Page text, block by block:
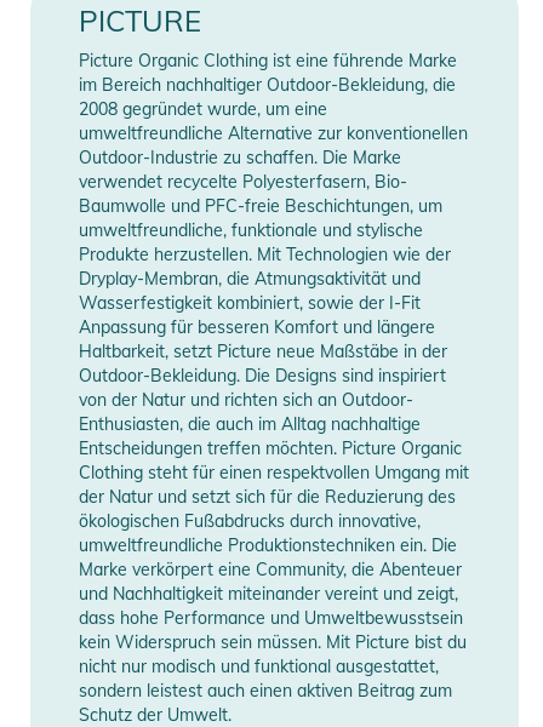
Wasserableitung sorgen. Eine Teflon Ecoelite PFC-freie
Wasserundurchlässigkeit und schützt den Träger vor
Feuchtigkeit und Nässe.
Da Komfort steht an erster Stelle steht, ist die normale
Passform für verschiedene gleichermaßen Figurtypen
geeignet. Das ergonomische Design im Taillen- und
Kniebereich bietet ausreichend Bewegungsfreiheit, sodass
sich komplizierte Manöver auf der Piste mühelos durchführen
lassen. Zusätzlich schützen Schneegamaschen vor dem
Eindringen von Schnee und ermöglichen ein optimales Ski-
oder Snowboard-Erlebnis.
Diese Latzhose geizt nicht mit praktischen Features.
Oberschenkeltaschen mit unter Klappen verborgenen
Reißverschlüssen bieten praktischen Stauraum.
Belüftungszipper sorgen für optimale Temperaturregulierung
während der Aktivität. Verstellbare Schulterträger und
Druckknöpfe am unteren Saum ermöglichen eine individuelle
Anpassung der Passform. Eine Brusttasche mit umgedrehtem
unter einer Klappe verborgenem Reißverschluss rundet die
Ausstattung ab und bietet schnellen Zugriff auf die
wichtigsten Gegenstände.
Farbe green
Manufacturer
Information
Herstellerangaben
anzeigen
PICTURE
Picture Organic Clothing ist eine führende Marke
im Bereich nachhaltiger Outdoor-Bekleidung, die
2008 gegründet wurde, um eine
umweltfreundliche Alternative zur konventionellen
Outdoor-Industrie zu schaffen. Die Marke
verwendet recycelte Polyesterfasern, Bio-
Baumwolle und PFC-freie Beschichtungen, um
umweltfreundliche, funktionale und stylische
Produkte herzustellen. Mit Technologien wie der
Dryplay-Membran, die Atmungsaktivität und
Wasserfestigkeit kombiniert, sowie der I-Fit
Anpassung für besseren Komfort und längere
Haltbarkeit, setzt Picture neue Maßstäbe in der
Outdoor-Bekleidung. Die Designs sind inspiriert
von der Natur und richten sich an Outdoor-
Enthusiasten, die auch im Alltag nachhaltige
Entscheidungen treffen möchten. Picture Organic
Clothing steht für einen respektvollen Umgang mit
der Natur und setzt sich für die Reduzierung des
ökologischen Fußabdrucks durch innovative,
umweltfreundliche Produktionstechniken ein. Die
Marke verkörpert eine Community, die Abenteuer
und Nachhaltigkeit miteinander vereint und zeigt,
dass hohe Performance und Umweltbewusstsein
kein Widerspruch sein müssen. Mit Picture bist du
nicht nur modisch und funktional ausgestattet,
sondern leistest auch einen aktiven Beitrag zum
Schutz der Umwelt.